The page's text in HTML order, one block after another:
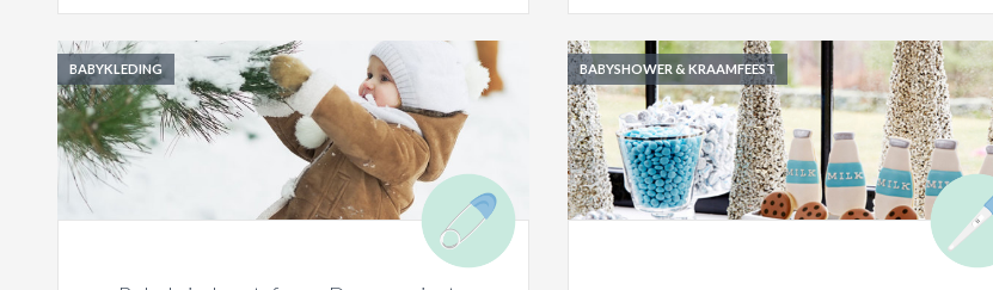
BABYKLEDING BABYSHOWER & KRAAMFEEST